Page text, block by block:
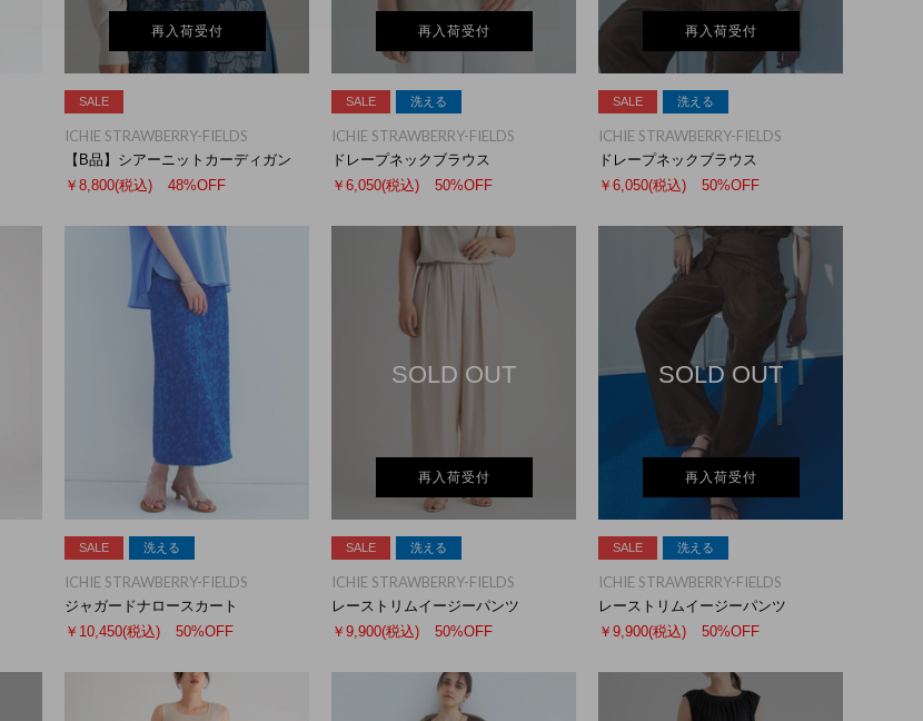
再入荷受付
SALE
ICHIE STRAWBERRY-FIELDS
【B品】シアーニットカーディガン
￥8,800(税込) 48%OFF
再入荷受付
SALE 洗える
ICHIE STRAWBERRY-FIELDS
ドレープネックブラウス
￥6,050(税込) 50%OFF
再入荷受付
SALE 洗える
ICHIE STRAWBERRY-FIELDS
ドレープネックブラウス
￥6,050(税込) 50%OFF
SALE 洗える
ICHIE STRAWBERRY-FIELDS
ジャガードナロースカート
￥10,450(税込) 50%OFF
SOLD OUT
再入荷受付
SALE 洗える
ICHIE STRAWBERRY-FIELDS
レーストリムイージーパンツ
￥9,900(税込) 50%OFF
SOLD OUT
再入荷受付
SALE 洗える
ICHIE STRAWBERRY-FIELDS
レーストリムイージーパンツ
￥9,900(税込) 50%OFF